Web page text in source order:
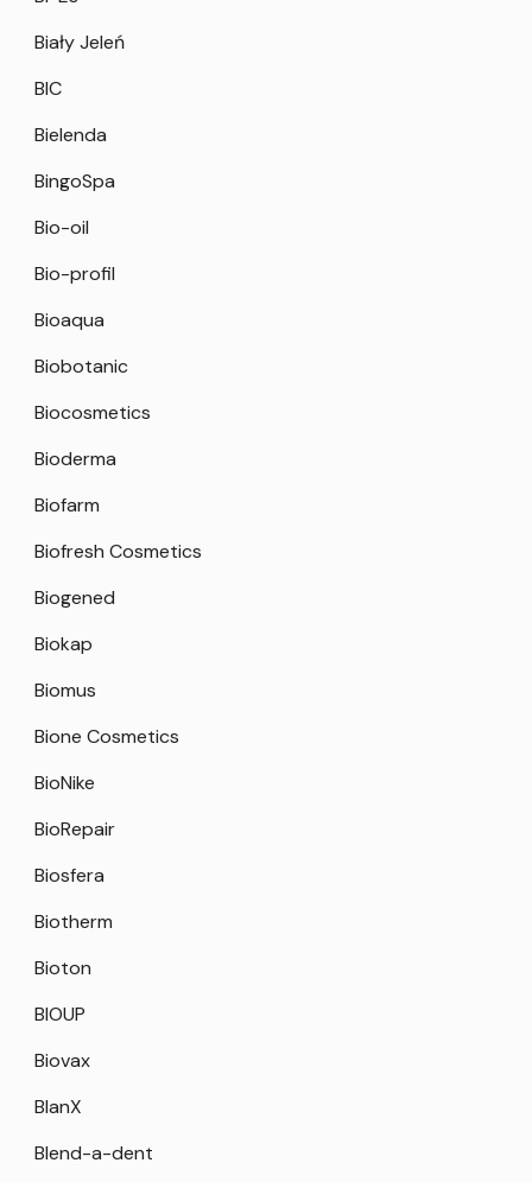
Biały Jeleń
BIC
Bielenda
BingoSpa
Bio-oil
Bio-profil
Bioaqua
Biobotanic
Biocosmetics
Bioderma
Biofarm
Biofresh Cosmetics
Biogened
Biokap
Biomus
Bione Cosmetics
BioNike
BioRepair
Biosfera
Biotherm
Bioton
BIOUP
Biovax
BlanX
Blend-a-dent